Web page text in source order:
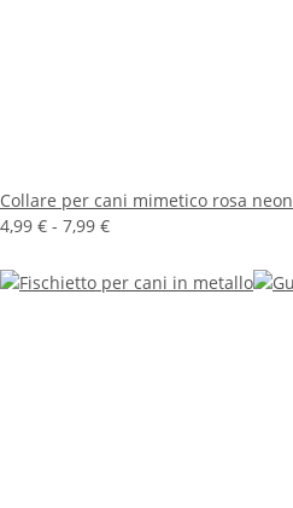
Collare per cani mimetico rosa neon
4,99 € - 7,99 €